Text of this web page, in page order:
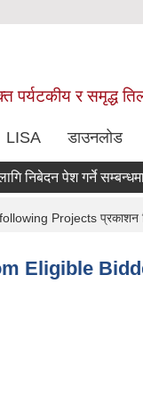
र समृद्ध
LISA डाउनलोड
पेश गर्ने सम्बन्धमा।
Projects प्रकाशन